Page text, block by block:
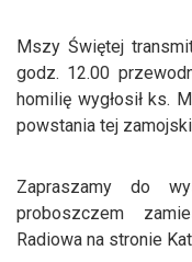
Mszy Świętej
godz. 12.00
homilię wygłosił ks.
powstania tej
Zapraszamy do
proboszczem
Radiowa na stronie